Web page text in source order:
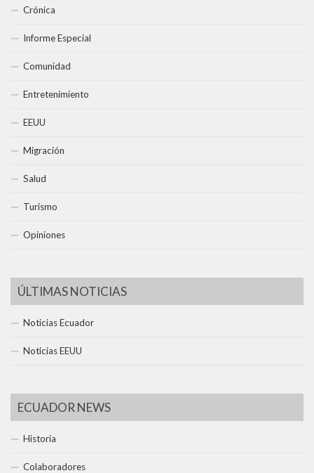
Crónica
Informe Especial
Comunidad
Entretenimiento
EEUU
Migración
Salud
Turismo
Opiniones
ÚLTIMAS NOTICIAS
Noticias Ecuador
Noticias EEUU
ECUADOR NEWS
Historia
Colaboradores